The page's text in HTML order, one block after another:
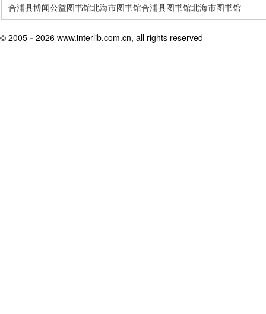
合浦县博闻公益图书馆北海市图书馆合浦县图书馆北海市图书馆
© 2005－ 2026 www.interlib.com.cn, all rights reserved